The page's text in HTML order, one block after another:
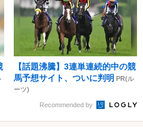
【話題沸騰】3連単連続的中の競
馬予想サイト、ついに判明 PR(ル
ーツ)
Recommended by